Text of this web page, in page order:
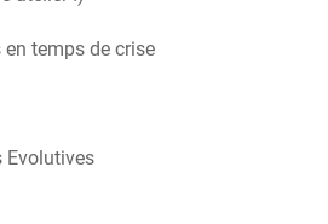
temps de crise
Evolutives